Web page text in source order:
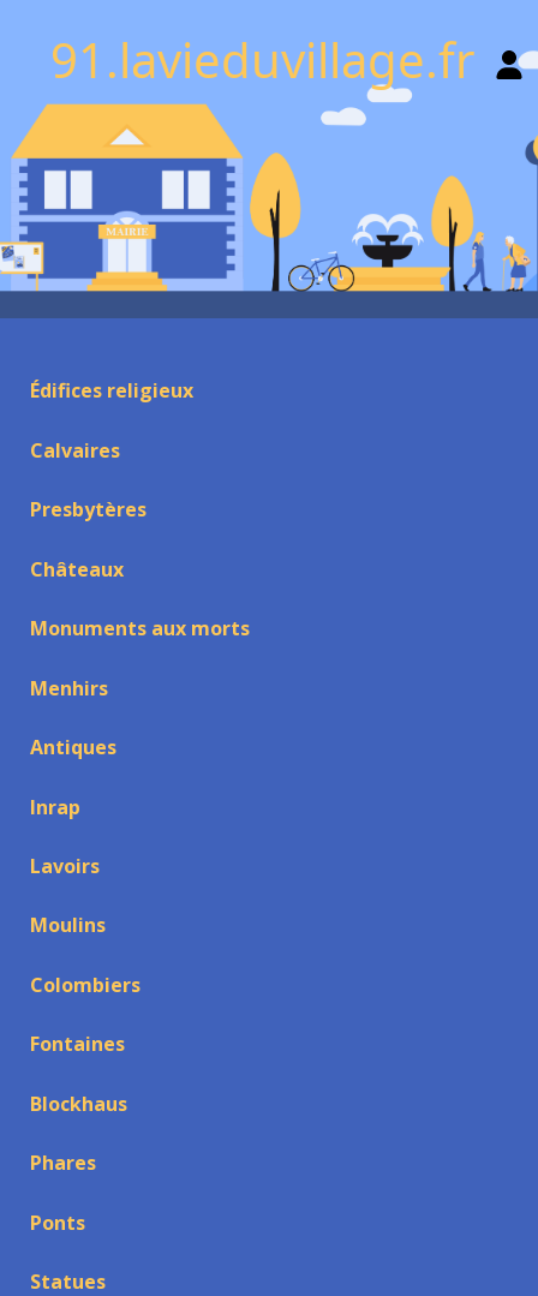
91.lavieduvillage.fr
Édifices religieux
Calvaires
Presbytères
Châteaux
Monuments aux morts
Menhirs
Antiques
Inrap
Lavoirs
Moulins
Colombiers
Fontaines
Blockhaus
Phares
Ponts
Statues